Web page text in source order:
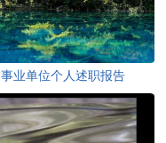
事业单位个人述职报告